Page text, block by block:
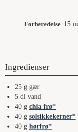
Forberedelse 15
Ingredienser
25 g gær
5 dl vand
40 g chia frø
40 g solsikkekerner
40 g hørfrø